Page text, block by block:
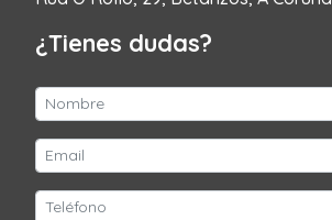
¿Tienes dudas?